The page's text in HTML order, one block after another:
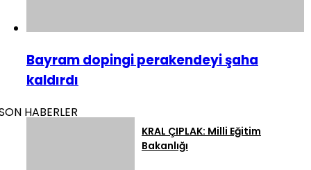
Bayram dopingi perakendeyi şaha
kaldırdı
HABERLER
KRAL ÇIPLAK: Milli Eğitim
Bakanlığı